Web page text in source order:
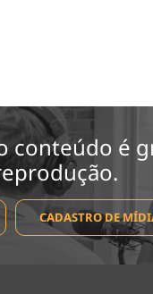
conteúdo é
CADASTRO DE